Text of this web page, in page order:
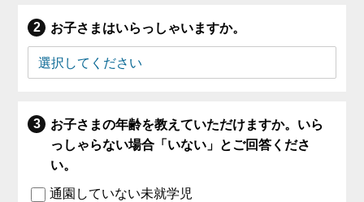
お子さまはいらっしゃいますか。
お子さまの年齢を教えていただけますか。いら
っしゃらない場合「いない」とご回答くださ
い。
通園していない未就学児